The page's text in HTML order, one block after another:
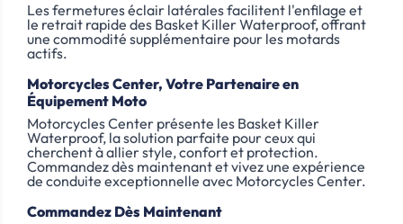
Les fermetures éclair latérales facilitent l'enfilage et
le retrait rapide des Basket Killer Waterproof, offrant
une commodité supplémentaire pour les motards
actifs.
Motorcycles Center, Votre Partenaire en
Équipement Moto
Motorcycles Center présente les Basket Killer
Waterproof, la solution parfaite pour ceux qui
cherchent à allier style, confort et protection.
Commandez dès maintenant et vivez une expérience
de conduite exceptionnelle avec Motorcycles Center.
Commandez Dès Maintenant